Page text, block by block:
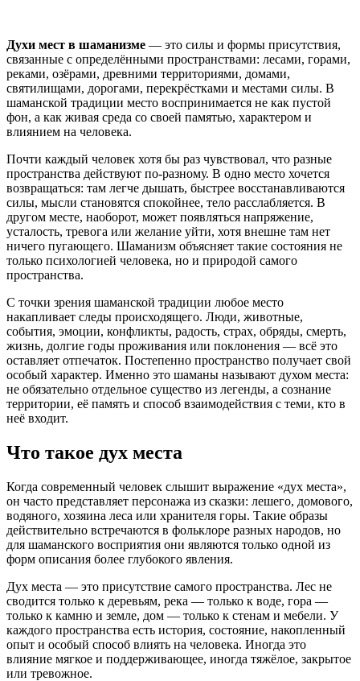
Духи мест в шаманизме — это силы и формы присутствия,
связанные с определёнными пространствами: лесами, горами,
реками, озёрами, древними территориями, домами,
святилищами, дорогами, перекрёстками и местами силы. В
шаманской традиции место воспринимается не как пустой
фон, а как живая среда со своей памятью, характером и
влиянием на человека.
Почти каждый человек хотя бы раз чувствовал, что разные
пространства действуют по-разному. В одно место хочется
возвращаться: там легче дышать, быстрее восстанавливаются
силы, мысли становятся спокойнее, тело расслабляется. В
другом месте, наоборот, может появляться напряжение,
усталость, тревога или желание уйти, хотя внешне там нет
ничего пугающего. Шаманизм объясняет такие состояния не
только психологией человека, но и природой самого
пространства.
С точки зрения шаманской традиции любое место
накапливает следы происходящего. Люди, животные,
события, эмоции, конфликты, радость, страх, обряды, смерть,
жизнь, долгие годы проживания или поклонения — всё это
оставляет отпечаток. Постепенно пространство получает свой
особый характер. Именно это шаманы называют духом места:
не обязательно отдельное существо из легенды, а сознание
территории, её память и способ взаимодействия с теми, кто в
неё входит.
Что такое дух места
Когда современный человек слышит выражение «дух места»,
он часто представляет персонажа из сказки: лешего, домового,
водяного, хозяина леса или хранителя горы. Такие образы
действительно встречаются в фольклоре разных народов, но
для шаманского восприятия они являются только одной из
форм описания более глубокого явления.
Дух места — это присутствие самого пространства. Лес не
сводится только к деревьям, река — только к воде, гора —
только к камню и земле, дом — только к стенам и мебели. У
каждого пространства есть история, состояние, накопленный
опыт и особый способ влиять на человека. Иногда это
влияние мягкое и поддерживающее, иногда тяжёлое, закрытое
или тревожное.